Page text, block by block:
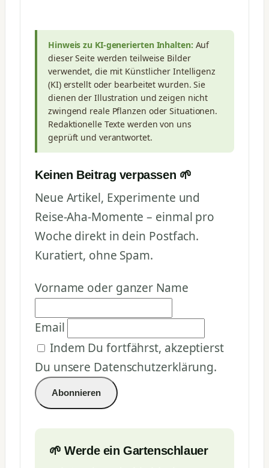
Hinweis zu KI-generierten Inhalten: Auf
dieser Seite werden teilweise Bilder
verwendet, die mit Künstlicher Intelligenz
(KI) erstellt oder bearbeitet wurden. Sie
dienen der Illustration und zeigen nicht
zwingend reale Pflanzen oder Situationen.
Redaktionelle Texte werden von uns
geprüft und verantwortet.
Keinen Beitrag verpassen 🌱
Neue Artikel, Experimente und
Reise-Aha-Momente – einmal pro
Woche direkt in dein Postfach.
Kuratiert, ohne Spam.
Vorname oder ganzer Name
Email
Indem Du fortfährst, akzeptierst
Du unsere Datenschutzerklärung.
🌱 Werde ein Gartenschlauer